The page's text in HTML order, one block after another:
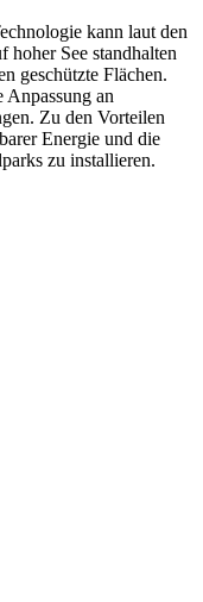
kann laut den
hoher See standhalten
geschützte Flächen.
an
Zu den Vorteilen
Energie und die
zu installieren.